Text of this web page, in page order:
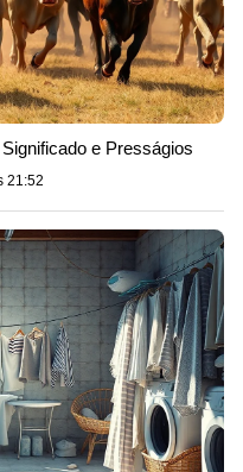
e Presságios
21:52